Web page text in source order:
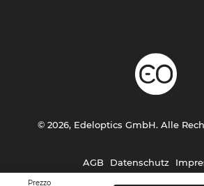
Prezzo
AGB Datenschutz
© 2026, Edeloptics GmbH. Alle